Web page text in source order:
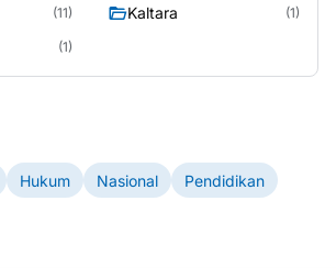
(11) Kaltara (1)
(1)
Hukum Nasional
Pendidikan